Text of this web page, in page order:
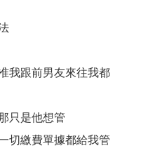
我跟前男友來往我都
只是他想管
切繳費單據都給我管